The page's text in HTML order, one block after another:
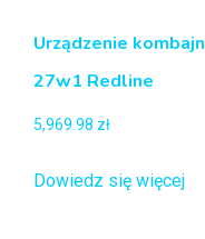
Urządzenie kombajn
27w1 Redline
5,969.98 zł
Dowiedz się więcej